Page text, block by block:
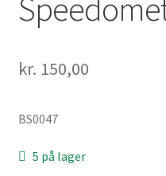
kr. 150,00
BS0047
5 på lager